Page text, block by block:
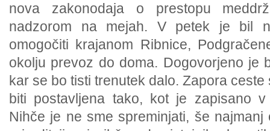
nova zakonodaja o prestopu
nadzorom na mejah. V petek je bil
omogočiti krajanom Ribnice,
okolju prevoz do doma. Dogovorjeno je
kar se bo tisti trenutek dalo. Zapora
biti postavljena tako, kot je zapisano
Nihče je ne sme spreminjati, še najmanj